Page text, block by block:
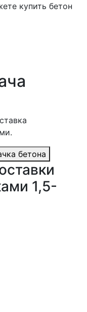
купить бетон
бетона
1,5-